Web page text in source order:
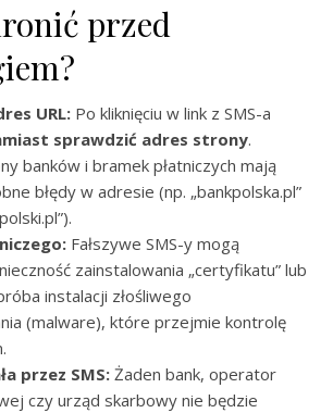
przed
URL: Po kliknięciu w link z SMS-a
sprawdzić adres strony.
banków i bramek płatniczych mają
błędy w adresie (np. „bankpolska.pl”
Fałszywe SMS-y mogą
zainstalowania „certyfikatu” lub
instalacji złośliwego
(malware), które przejmie kontrolę
przez SMS: Żaden bank, operator
czy urząd skarbowy nie będzie